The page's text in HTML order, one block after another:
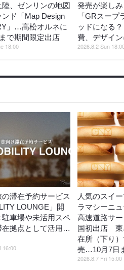
陸、ゼンリンの地図
ド「Map Design
」…高松オルネに
で期間限定出店
18:00
発売が楽し
「GRスープ
ッドになる
費、デザイ
2026.8.2 Sun
の滞在予約サービス
LOUNGE」開
駐車場や未活用スペ
在拠点として活用…
16:00
人気のスイ
ラマシーニュ
高速道路サ
国初出店 東
在所（下り
売…10月7日
2026.8.7 Fri 15:00